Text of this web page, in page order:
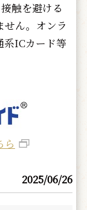
触を避ける
せん。オンラ
系ICカード等
ら
2025/06/26